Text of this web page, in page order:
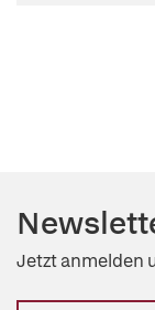
Jetzt anmelden